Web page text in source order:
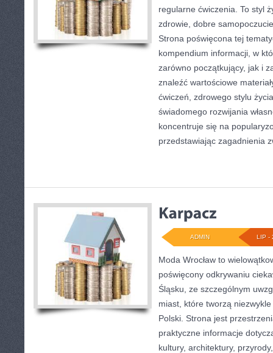
regularne ćwiczenia. To styl
zdrowie, dobre
Strona poświęcona tej
kompendium informacji, w
zarówno początkujący, jak i
znaleźć wartościowe
ćwiczeń, zdrowego stylu
świadomego rozwijania
koncentruje się na
przedstawiając zagadnienia
LIP -
ADMIN
Moda Wrocław to
poświęcony odkrywaniu
Śląsku, ze szczególnym
miast, które tworzą
Polski. Strona jest
praktyczne informacje
kultury, architektury,